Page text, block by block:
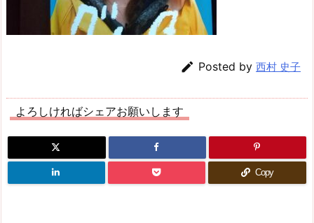
 Posted by 西村 史子
よろしければシェアお願いします
Copy